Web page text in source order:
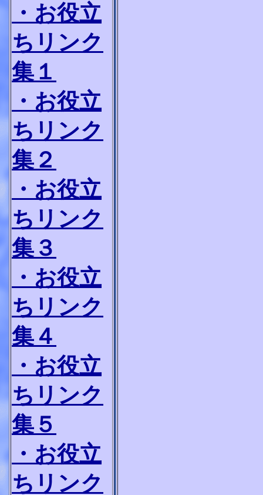
・お役立
ちリンク
集１
・お役立
ちリンク
集２
・お役立
ちリンク
集３
・お役立
ちリンク
集４
・お役立
ちリンク
集５
・お役立
ちリンク